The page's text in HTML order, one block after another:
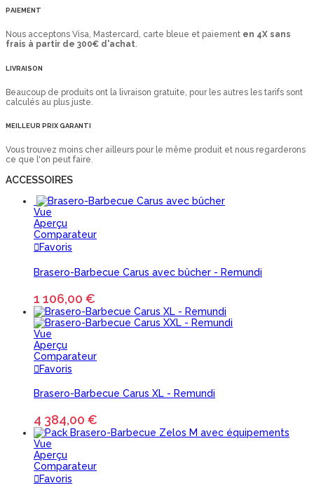
PAIEMENT
Nous acceptons Visa, Mastercard, carte bleue et paiement en 4X sans
frais à partir de 300€ d'achat.
LIVRAISON
Beaucoup de produits ont la livraison gratuite, pour les autres les tarifs sont
calculés au plus juste.
MEILLEUR PRIX GARANTI
Vous trouvez moins cher ailleurs pour le même produit et nous regarderons
ce que l'on peut faire.
ACCESSOIRES
Vue
Aperçu
Comparateur
Favoris
Brasero-Barbecue Carus avec bûcher - Remundi
1 106,00 €
Vue
Aperçu
Comparateur
Favoris
Brasero-Barbecue Carus XL - Remundi
4 384,00 €
Vue
Aperçu
Comparateur
Favoris